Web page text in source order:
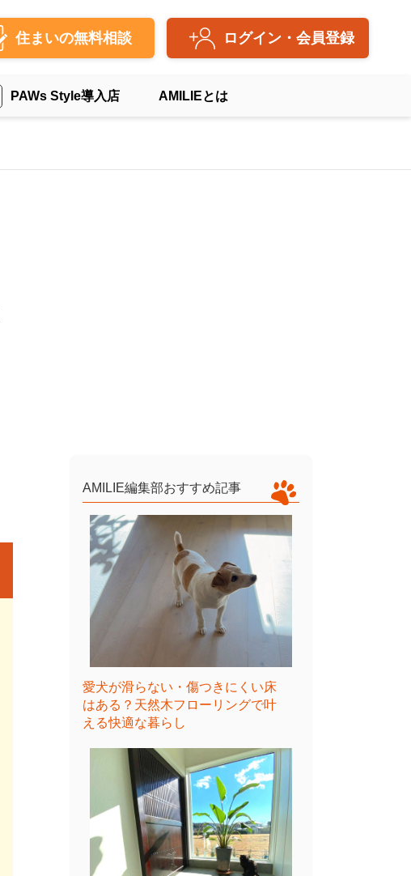
住まいの無料相談 ログイン・会員登録
PAWs Style導入店 AMILIEとは
AMILIE編集部おすすめ記事
愛犬が滑らない・傷つきにくい床
はある？天然木フローリングで叶
える快適な暮らし